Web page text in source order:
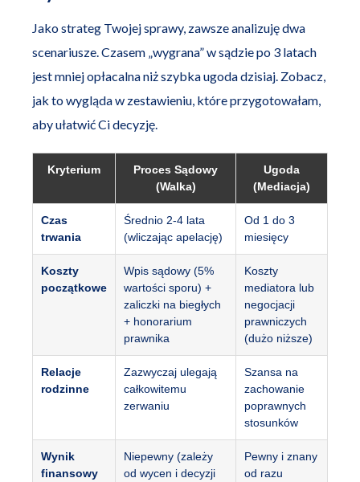
Jako strateg Twojej sprawy, zawsze analizuję dwa
scenariusze. Czasem „wygrana” w sądzie po 3 latach
jest mniej opłacalna niż szybka ugoda dzisiaj. Zobacz,
jak to wygląda w zestawieniu, które przygotowałam,
aby ułatwić Ci decyzję.
Kryterium
Proces Sądowy
(Walka)
Ugoda
(Mediacja)
Czas
trwania
Średnio 2-4 lata
(wliczając apelację)
Od 1 do 3
miesięcy
Koszty
początkowe
Wpis sądowy (5%
wartości sporu) +
zaliczki na biegłych
+ honorarium
prawnika
Koszty
mediatora lub
negocjacji
prawniczych
(dużo niższe)
Relacje
rodzinne
Zazwyczaj ulegają
całkowitemu
zerwaniu
Szansa na
zachowanie
poprawnych
stosunków
Wynik
finansowy
Niepewny (zależy
od wycen i decyzji
Pewny i znany
od razu